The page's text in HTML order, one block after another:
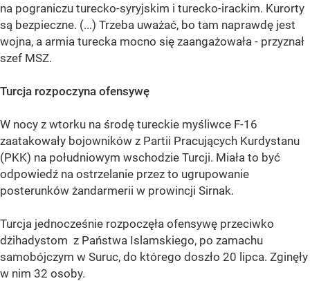
na pograniczu turecko-syryjskim i turecko-irackim. Kurorty
są bezpieczne. (...) Trzeba uważać, bo tam naprawdę jest
wojna, a armia turecka mocno się zaangażowała - przyznał
szef MSZ.
Turcja rozpoczyna ofensywę
W nocy z wtorku na środę tureckie myśliwce F-16
zaatakowały bojowników z Partii Pracujących Kurdystanu
(PKK) na południowym wschodzie Turcji. Miała to być
odpowiedź na ostrzelanie przez to ugrupowanie
posterunków żandarmerii w prowincji Sirnak.
Turcja jednocześnie rozpoczęła ofensywę przeciwko
dżihadystom z Państwa Islamskiego, po zamachu
samobójczym w Suruc, do którego doszło 20 lipca. Zginęły
w nim 32 osoby.